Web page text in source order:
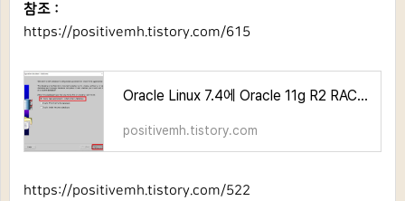
참조 :
https://positivemh.tistory.com/615
Oracle Linux 7.4에 Oracle 11g R2 RAC 삭제 가이드
positivemh.tistory.com
https://positivemh.tistory.com/522